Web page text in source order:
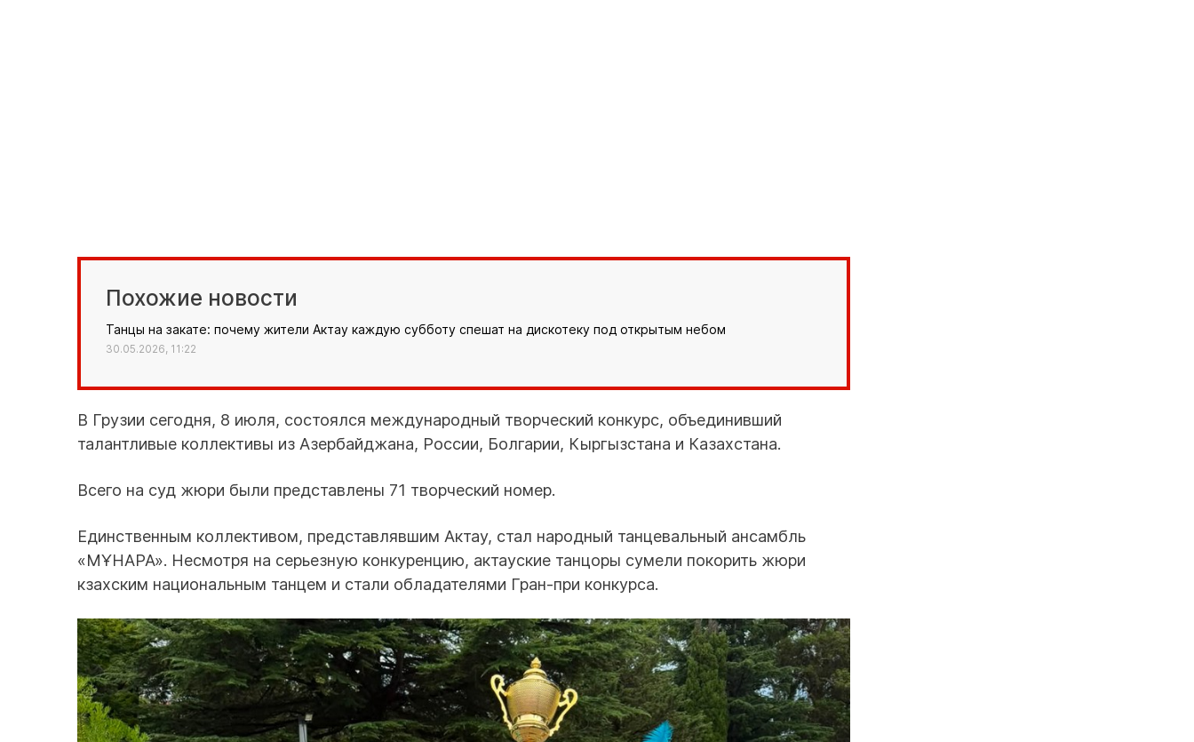
Похожие новости
Танцы на закате: почему жители Актау каждую субботу спешат на дискотеку под открытым небом
30.05.2026, 11:22
В Грузии сегодня, 8 июля, состоялся международный творческий конкурс, объединивший
талантливые коллективы из Азербайджана, России, Болгарии, Кыргызстана и Казахстана.
Всего на суд жюри были представлены 71 творческий номер.
Единственным коллективом, представлявшим Актау, стал народный танцевальный ансамбль
«МҰНАРА». Несмотря на серьезную конкуренцию, актауские танцоры сумели покорить жюри
кзахским национальным танцем и стали обладателями Гран-при конкурса.